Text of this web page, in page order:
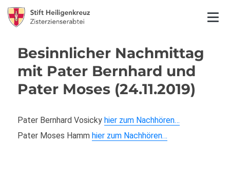
Besinnlicher Nachmittag
mit Pater Bernhard und
Pater Moses (24.11.2019)
Pater Bernhard Vosickyhier zum Nachhören…
Pater Moses Hammhier zum Nachhören…